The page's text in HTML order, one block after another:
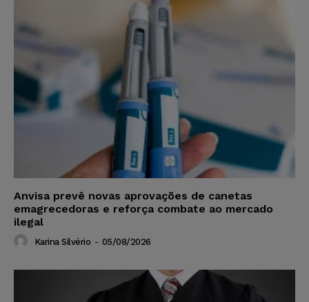
Anvisa prevê novas aprovações de canetas
emagrecedoras e reforça combate ao mercado
ilegal
Karina Silvério - 05/08/2026